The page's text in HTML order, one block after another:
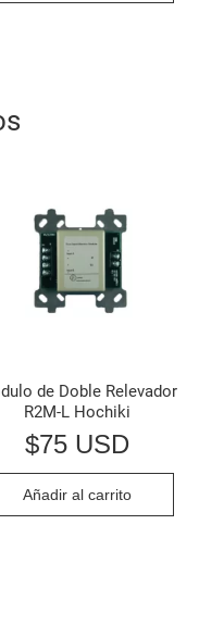
de Doble Relevador
R2M-L Hochiki
$75 USD
Añadir al carrito